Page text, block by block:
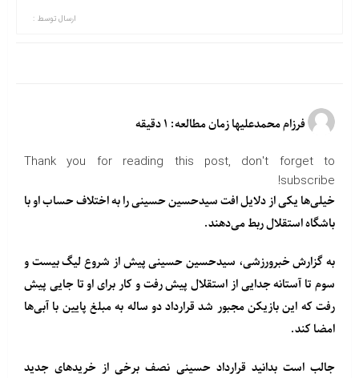
ارسال توسط :
فرزام محمدعلیها زمان مطالعه: ۱ دقیقه
Thank you for reading this post, don't forget to
subscribe!
خیلی‌ها یکی از دلایل افت سیدحسین حسینی را به اختلاف حساب او با
باشگاه استقلال ربط می‌دهند.
به گزارش خبرورزشی، سیدحسین حسینی پیش از شروع لیگ بیست و
سوم تا آستانه جدایی از استقلال پیش رفت و کار برای او تا جایی پیش
رفت که این بازیکن مجبور شد قرارداد دو ساله به مبلغ پایین با آبی‌ها
امضا کند.
جالب است بدانید قرارداد حسینی نصف برخی از خریدهای جدید